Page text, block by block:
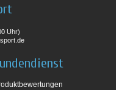
Uhr)